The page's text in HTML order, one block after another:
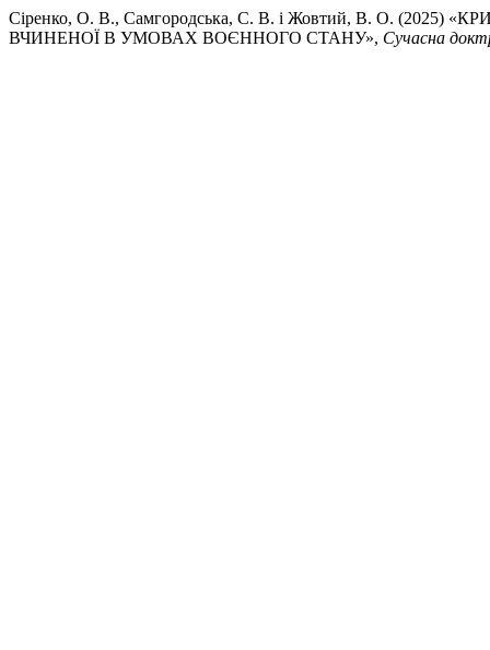
Сіренко, О. В., Самгородська, С. В. і Жовтий, В. О.
ВЧИНЕНОЇ В УМОВАХ ВОЄННОГО СТАНУ», Сучасна